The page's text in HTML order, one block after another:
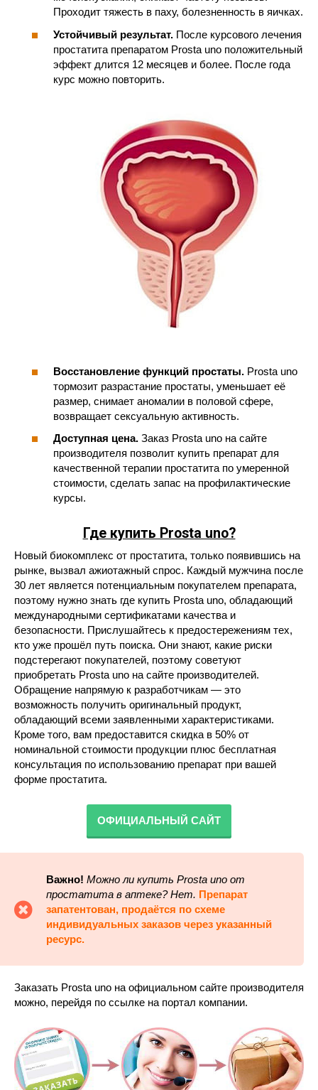
Проходит тяжесть в паху, болезненность в яичках.
Устойчивый результат. После курсового лечения
простатита препаратом Prosta uno положительный
эффект длится 12 месяцев и более. После года
курс можно повторить.
Восстановление функций простаты. Prosta uno
тормозит разрастание простаты, уменьшает её
размер, снимает аномалии в половой сфере,
возвращает сексуальную активность.
Доступная цена. Заказ Prosta uno на сайте
производителя позволит купить препарат для
качественной терапии простатита по умеренной
стоимости, сделать запас на профилактические
курсы.
Где купить Prosta uno?
Новый биокомплекс от простатита, только появившись на
рынке, вызвал ажиотажный спрос. Каждый мужчина после
30 лет является потенциальным покупателем препарата,
поэтому нужно знать где купить Prosta uno, обладающий
международными сертификатами качества и
безопасности. Прислушайтесь к предостережениям тех,
кто уже прошёл путь поиска. Они знают, какие риски
подстерегают покупателей, поэтому советуют
приобретать Prosta uno на сайте производителей.
Обращение напрямую к разработчикам — это
возможность получить оригинальный продукт,
обладающий всеми заявленными характеристиками.
Кроме того, вам предоставится скидка в 50% от
номинальной стоимости продукции плюс бесплатная
консультация по использованию препарат при вашей
форме простатита.
ОФИЦИАЛЬНЫЙ САЙТ
Важно! Можно ли купить Prosta uno от
простатита в аптеке? Нет. Препарат
запатентован, продаётся по схеме
индивидуальных заказов через указанный
ресурс.
Заказать Prosta uno на официальном сайте производителя
можно, перейдя по ссылке на портал компании.